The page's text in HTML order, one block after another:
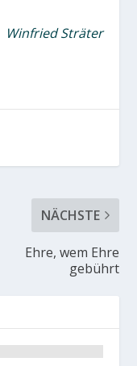
Winfried Sträter
NÄCHSTE
Ehre, wem Ehre
gebührt